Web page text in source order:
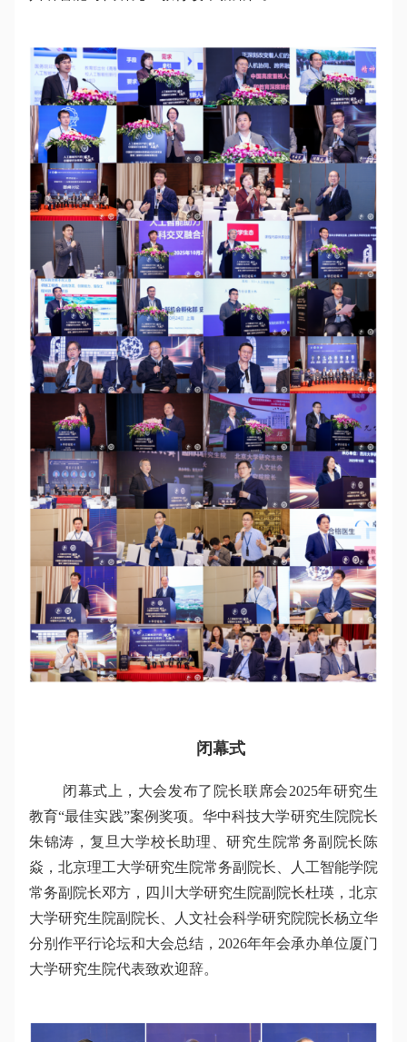
闭幕式
闭幕式上，大会发布了院长联席会2025年研究生
教育“最佳实践”案例奖项。华中科技大学研究生院院长
朱锦涛，复旦大学校长助理、研究生院常务副院长陈
焱，北京理工大学研究生院常务副院长、人工智能学院
常务副院长邓方，四川大学研究生院副院长杜瑛，北京
大学研究生院副院长、人文社会科学研究院院长杨立华
分别作平行论坛和大会总结，2026年年会承办单位厦门
大学研究生院代表致欢迎辞。